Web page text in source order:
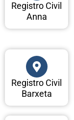
Registro Civil
Anna
Registro Civil
Barxeta